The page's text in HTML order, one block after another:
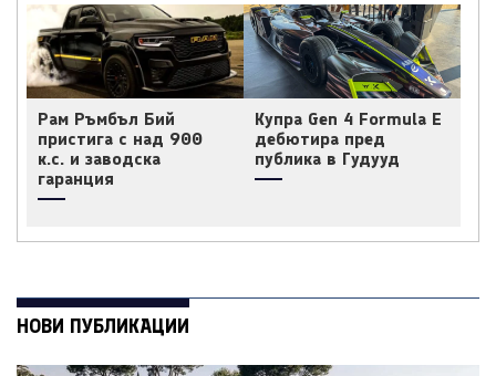
Рам Ръмбъл Бий
пристига с над 900
к.с. и заводска
гаранция
Купра Gen 4 Formula E
дебютира пред
публика в Гудууд
НОВИ ПУБЛИКАЦИИ